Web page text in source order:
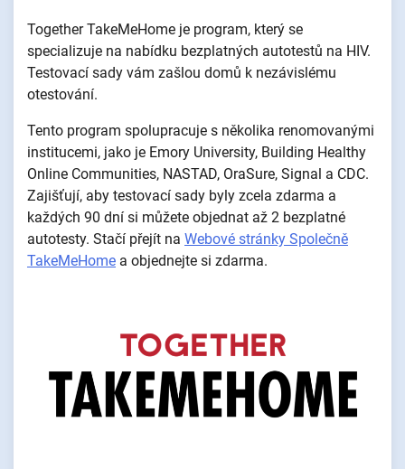
Together TakeMeHome je program, který se
specializuje na nabídku bezplatných autotestů na HIV.
Testovací sady vám zašlou domů k nezávislému
otestování.
Tento program spolupracuje s několika renomovanými
institucemi, jako je Emory University, Building Healthy
Online Communities, NASTAD, OraSure, Signal a CDC.
Zajišťují, aby testovací sady byly zcela zdarma a
každých 90 dní si můžete objednat až 2 bezplatné
autotesty. Stačí přejít na Webové stránky Společně
TakeMeHome a objednejte si zdarma.